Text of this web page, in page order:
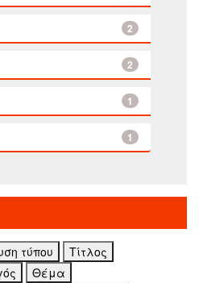
2
2
1
1